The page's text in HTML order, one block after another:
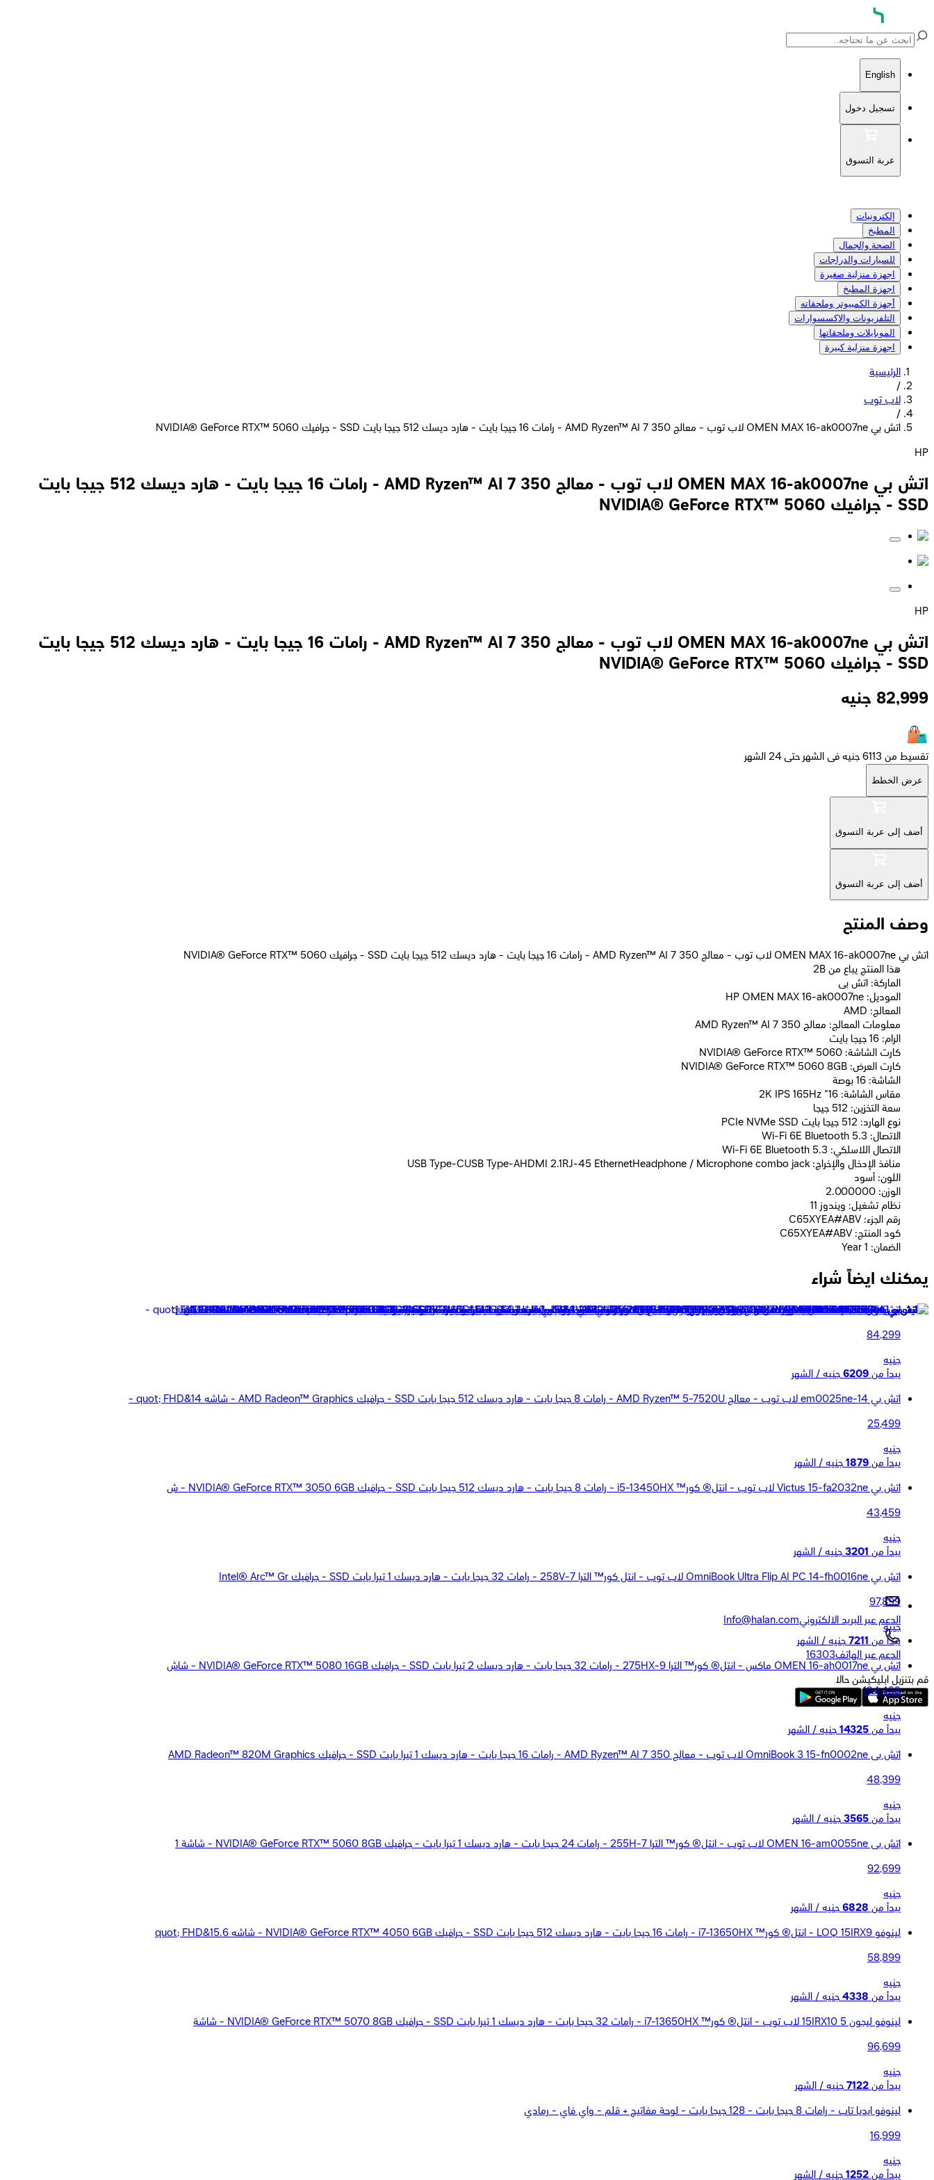
English
تسجيل دخول
عربة التسوق
إلكترونيات
المطبخ
الصحة والجمال
للسيارات والدراجات
اجهزة منزلية صغيرة
اجهزة المطبخ
أجهزة الكمبيوتر وملحقاته
التلفزيونات والاكسسوارات
الموبايلات وملحقاتها
اجهزة منزلية كبيرة
الرئيسية
/
لاب توب
/
اتش بي OMEN MAX 16-ak0007ne لاب توب - معالج AMD Ryzen™ AI 7 350 - رامات 16 جيجا بايت - هارد ديسك 512 جيجا بايت SSD - جرافيك NVIDIA® GeForce RTX™ 5060
HP
اتش بي OMEN MAX 16-ak0007ne لاب توب - معالج AMD Ryzen™ AI 7 350 - رامات 16 جيجا بايت - هارد ديسك 512 جيجا بايت
SSD - جرافيك NVIDIA® GeForce RTX™ 5060
HP
اتش بي OMEN MAX 16-ak0007ne لاب توب - معالج AMD Ryzen™ AI 7 350 - رامات 16 جيجا بايت - هارد ديسك 512 جيجا بايت
SSD - جرافيك NVIDIA® GeForce RTX™ 5060
82,999 جنيه
تقسيط من 6113 جنيه فى الشهر حتى 24 الشهر
عرض الخطط
أضف إلى عربة التسوق
أضف إلى عربة التسوق
وصف المنتج
اتش بي OMEN MAX 16-ak0007ne لاب توب - معالج AMD Ryzen™ AI 7 350 - رامات 16 جيجا بايت - هارد ديسك 512 جيجا بايت SSD - جرافيك NVIDIA® GeForce RTX™ 5060
2B هذا المنتج يباع من
الماركة: اتش بى
الموديل: HP OMEN MAX 16-ak0007ne
المعالج: AMD
معلومات المعالج: معالج AMD Ryzen™ AI 7 350
الرام: 16 جيجا بايت
كارت الشاشة: NVIDIA® GeForce RTX™ 5060
كارت العرض: NVIDIA® GeForce RTX™ 5060 8GB
الشاشة: 16 بوصة
مقاس الشاشة: 16" 2K IPS 165Hz
سعة التخزين: 512 جيجا
نوع الهارد: 512 جيجا بايت PCIe NVMe SSD
الاتصال: Wi-Fi 6E Bluetooth 5.3
الاتصال اللاسلكي: Wi-Fi 6E Bluetooth 5.3
منافذ الإدخال والإخراج: USB Type-CUSB Type-AHDMI 2.1RJ-45 EthernetHeadphone / Microphone combo jack
اللون: أسود
الوزن: 2.000000
نظام تشغيل: ويندوز 11
رقم الجزء: C65XYEA#ABV
كود المنتج: C65XYEA#ABV
الضمان: 1 Year
يمكنك ايضاً شراء
اتش بى OMEN 16-am0053ne لاب توب - انتل® كور™ الترا 7-255H - رامات 24 جيجا بايت - هارد ديسك 1 تيرا بايت - جرافيك NVIDIA® GeForce RTX™ 5050 8GB - شاشة 1
84,299
جنيه
يبدأ من 6209 جنيه / الشهر
اتش بي 14-em0025ne لاب توب - معالج AMD Ryzen™ 5-7520U - رامات 8 جيجا بايت - هارد ديسك 512 جيجا بايت SSD - جرافيك AMD Radeon™ Graphics - شاشه 14&quot; FHD -
25,499
جنيه
يبدأ من 1879 جنيه / الشهر
اتش بي Victus 15-fa2032ne لاب توب - انتل® كور™ i5-13450HX - رامات 8 جيجا بايت - هارد ديسك 512 جيجا بايت SSD - جرافيك NVIDIA® GeForce RTX™ 3050 6GB - ش
43,459
جنيه
يبدأ من 3201 جنيه / الشهر
اتش بي OmniBook Ultra Flip AI PC 14-fh0016ne لاب توب - انتل كور™ الترا 7-258V - رامات 32 جيجا بايت - هارد ديسك 1 تيرا بايت SSD - جرافيك Intel® Arc™ Gr
97,899
جنيه
يبدأ من 7211 جنيه / الشهر
اتش بي OMEN 16-ah0017ne ماكس - انتل® كور™ الترا 9-275HX - رامات 32 جيجا بايت - هارد ديسك 2 تيرا بايت SSD - جرافيك NVIDIA® GeForce RTX™ 5080 16GB - شاش
194,499
جنيه
يبدأ من 14325 جنيه / الشهر
اتش بى OmniBook 3 15-fn0002ne لاب توب - معالج AMD Ryzen™ AI 7 350 - رامات 16 جيجا بايت - هارد ديسك 1 تيرا بايت SSD - جرافيك AMD Radeon™ 820M Graphics
48,399
جنيه
يبدأ من 3565 جنيه / الشهر
اتش بى OMEN 16-am0055ne لاب توب - انتل® كور™ الترا 7-255H - رامات 24 جيجا بايت - هارد ديسك 1 تيرا بايت - جرافيك NVIDIA® GeForce RTX™ 5060 8GB - شاشة 1
92,699
جنيه
يبدأ من 6828 جنيه / الشهر
لينوفو LOQ 15IRX9 - انتل® كور™ i7-13650HX - رامات 16 جيجا بايت - هارد ديسك 512 جيجا بايت SSD - جرافيك NVIDIA® GeForce RTX™ 4050 6GB - شاشه 15.6&quot; FHD
58,899
جنيه
يبدأ من 4338 جنيه / الشهر
لينوفو ليجون 5 15IRX10 لاب توب - انتل® كور™ i7-13650HX - رامات 32 جيجا بايت - هارد ديسك 1 تيرا بايت SSD - جرافيك NVIDIA® GeForce RTX™ 5070 8GB - شاشة
96,699
جنيه
يبدأ من 7122 جنيه / الشهر
لينوفو ايديا تاب - رامات 8 جيجا بايت - 128 جيجا بايت - لوحة مفاتيح + قلم - واي فاي - رمادي
16,999
جنيه
يبدأ من 1252 جنيه / الشهر
الدعم عبر البريد الالكترونيInfo@halan.com
الدعم عبر الهاتف16303
قم بتنزيل ابليكيشن حالا